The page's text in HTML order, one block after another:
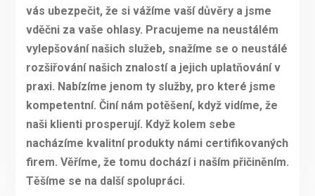
vás ubezpečit, že si vážíme vaší důvěry a jsme
vděčni za vaše ohlasy. Pracujeme na neustálém
vylepšování našich služeb, snažíme se o neustálé
rozšiřování našich znalostí a jejich uplatňování v
praxi. Nabízíme jenom ty služby, pro které jsme
kompetentní. Činí nám potěšení, když vidíme, že
naši klienti prosperují. Když kolem sebe
nacházíme kvalitní produkty námi certifikovaných
firem. Věříme, že tomu dochází i naším přičiněním.
Těšíme se na další spolupráci.